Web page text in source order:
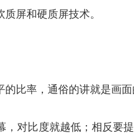
屏和硬质屏技术。
比率，通俗的讲就是画面
对比度就越低；相反要